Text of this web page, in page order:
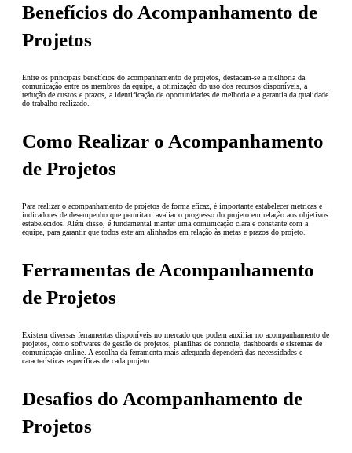
Benefícios do Acompanhamento de
Projetos
Entre os principais benefícios do acompanhamento de projetos, destacam-se a melhoria da
comunicação entre os membros da equipe, a otimização do uso dos recursos disponíveis, a
redução de custos e prazos, a identificação de oportunidades de melhoria e a garantia da qualidade
do trabalho realizado.
Como Realizar o Acompanhamento
de Projetos
Para realizar o acompanhamento de projetos de forma eficaz, é importante estabelecer métricas e
indicadores de desempenho que permitam avaliar o progresso do projeto em relação aos objetivos
estabelecidos. Além disso, é fundamental manter uma comunicação clara e constante com a
equipe, para garantir que todos estejam alinhados em relação às metas e prazos do projeto.
Ferramentas de Acompanhamento
de Projetos
Existem diversas ferramentas disponíveis no mercado que podem auxiliar no acompanhamento de
projetos, como softwares de gestão de projetos, planilhas de controle, dashboards e sistemas de
comunicação online. A escolha da ferramenta mais adequada dependerá das necessidades e
características específicas de cada projeto.
Desafios do Acompanhamento de
Projetos